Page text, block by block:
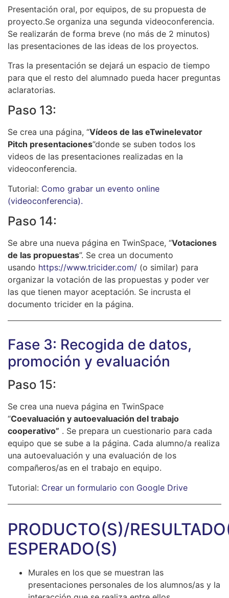
Presentación oral, por equipos, de su propuesta de
proyecto.Se organiza una segunda videoconferencia.
Se realizarán de forma breve (no más de 2 minutos)
las presentaciones de las ideas de los proyectos.
Tras la presentación se dejará un espacio de tiempo
para que el resto del alumnado pueda hacer preguntas
aclaratorias.
Paso 13:
Se crea una página, “Vídeos de las eTwinelevator
Pitch presentaciones”donde se suben todos los
videos de las presentaciones realizadas en la
videoconferencia.
Tutorial: Como grabar un evento online
(videoconferencia).
Paso 14:
Se abre una nueva página en TwinSpace, “Votaciones
de las propuestas”. Se crea un documento
usando https://www.tricider.com/ (o similar) para
organizar la votación de las propuestas y poder ver
las que tienen mayor aceptación. Se incrusta el
documento tricider en la página.
Fase 3: Recogida de datos,
promoción y evaluación
Paso 15:
Se crea una nueva página en TwinSpace
“Coevaluación y autoevaluación del trabajo
cooperativo” . Se prepara un cuestionario para cada
equipo que se sube a la página. Cada alumno/a realiza
una autoevaluación y una evaluación de los
compañeros/as en el trabajo en equipo.
Tutorial: Crear un formulario con Google Drive
PRODUCTO(S)/
ESPERADO(S)
Murales en los que se muestran las
presentaciones personales de los alumnos/as y la